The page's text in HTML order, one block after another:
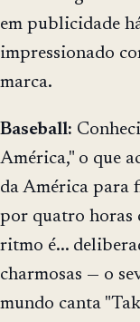
em publicidade
impressionado
marca.
Baseball:
América," o que
da América para
por quatro horas
ritmo é...
charmosas — o
mundo canta